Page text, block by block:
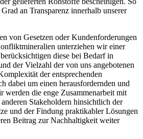
an Transparenz innerhalb unserer
von Gesetzen oder Kundenforderungen
unterziehen wir einer
diese bei Bedarf in
der Vielzahl der von uns angebotenen
der entsprechenden
dabei um einen herausfordernden und
werden die enge Zusammenarbeit mit
Stakeholdern hinsichtlich der
und der Findung praktikabler Lösungen
Beitrag zur Nachhaltigkeit weiter